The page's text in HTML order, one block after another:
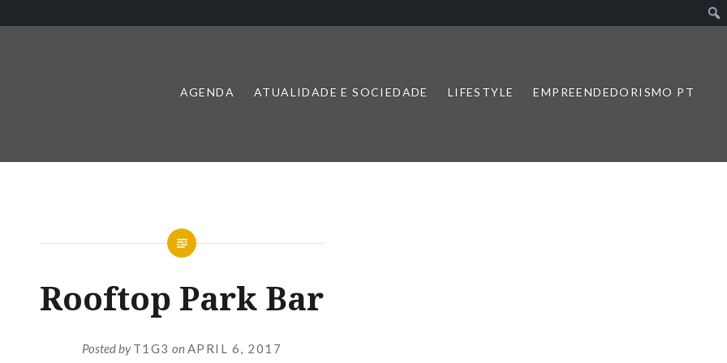
AGENDA ATUALIDADE E SOCIEDADE LIFESTYLE EMPREENDEDORISMO PT
Rooftop Park Bar
Posted byT1G3 on APRIL 6, 2017